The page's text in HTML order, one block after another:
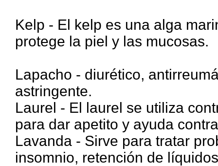
Kelp - El kelp es una alga
protege la piel y las mucosas.
Lapacho - diurético,
astringente.
Laurel - El laurel se utiliza
para dar apetito y ayuda
Lavanda - Sirve para tratar
insomnio, retención de